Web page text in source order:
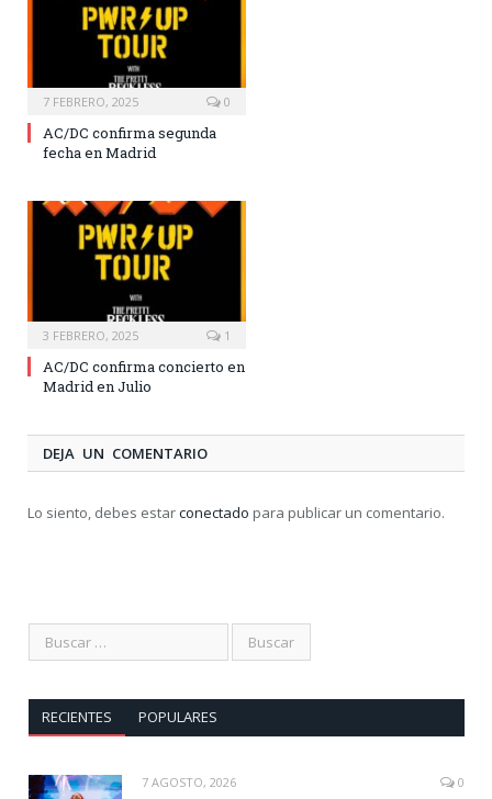
7 FEBRERO, 2025 0
AC/DC confirma segunda
fecha en Madrid
3 FEBRERO, 2025 1
AC/DC confirma concierto en
Madrid en Julio
DEJA UN COMENTARIO
Lo siento, debes estarconectado para publicar un comentario.
RECIENTES POPULARES
7 AGOSTO, 2026 0